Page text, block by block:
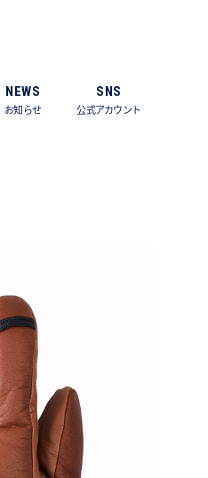
NEWS
お知らせ
SNS
公式アカウント